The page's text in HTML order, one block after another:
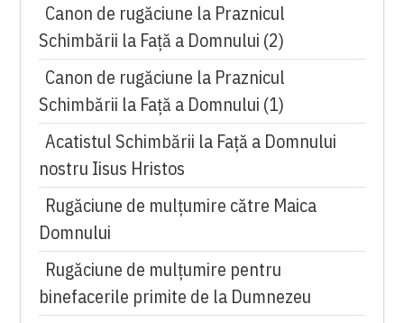
Canon de rugăciune la Praznicul
Schimbării la Faţă a Domnului (2)
Canon de rugăciune la Praznicul
Schimbării la Faţă a Domnului (1)
Acatistul Schimbării la Faţă a Domnului
nostru Iisus Hristos
Rugăciune de mulţumire către Maica
Domnului
Rugăciune de mulțumire pentru
binefacerile primite de la Dumnezeu